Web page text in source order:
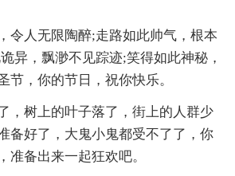
令人无限陶醉;走路如此帅气，根本
异，飘渺不见踪迹;笑得如此神秘，
节，你的节日，祝你快乐。
，树上的叶子落了，街上的人群少
备好了，大鬼小鬼都受不了了，你
准备出来一起狂欢吧。